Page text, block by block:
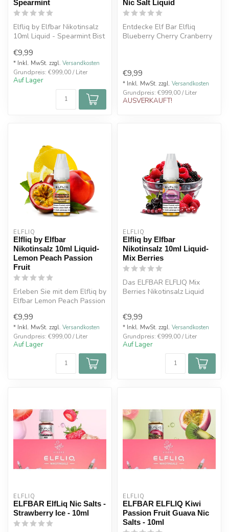
Spearmint
Elfliq by Elfbar Nikotinsalz
10ml Liquid - Spearmint Bist
€9,99
* Inkl. MwSt. zzgl. Versandkosten
Grundpreis: €999,00 / Liter
Auf Lager
Nic Salt Liquid
Entdecke Elf Bar Elfliq
Blueberry Cherry Cranberry
€9,99
* Inkl. MwSt. zzgl. Versandkosten
Grundpreis: €999,00 / Liter
AUSVERKAUFT!
ELFLIQ
Elfliq by Elfbar
Nikotinsalz 10ml Liquid-
Lemon Peach Passion
Fruit
Erleben Sie mit dem Elfliq by
Elfbar Lemon Peach Passion
€9,99
* Inkl. MwSt. zzgl. Versandkosten
Grundpreis: €999,00 / Liter
Auf Lager
ELFLIQ
Elfliq by Elfbar
Nikotinsalz 10ml Liquid-
Mix Berries
Das ELFBAR ELFLIQ Mix
Berries Nikotinsalz Liquid
€9,99
* Inkl. MwSt. zzgl. Versandkosten
Grundpreis: €999,00 / Liter
Auf Lager
ELFLIQ
ELFBAR ElfLiq Nic Salts -
Strawberry Ice - 10ml
ELFLIQ
ELFBAR ELFLIQ Kiwi
Passion Fruit Guava Nic
Salts - 10ml